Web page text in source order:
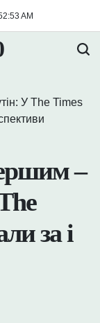
:53 AM
–
за і